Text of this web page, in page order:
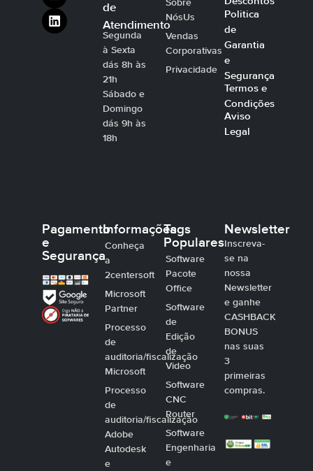
de
Atendimento
Segunda
à Sexta
dás 8h às
21h
Sábado e
Domingo
dás 9h às
18h
Sobre
NósUs
Vendas
Corporativas
Privacidade
Politica
de
Garantia
e
Segurança
Termos e
Condições
Aviso
Legal
Pagamento
e
Segurança
Informações
Conheça
a
2centersoft
Microsoft
Partner
Processo
de
auditoria/fiscalização
Microsoft
Processo
de
auditoria/fiscalização
Adobe
Autodesk
e
Tags
Populares
Software
Pacote
Office
Software
de
Edição
de
Video
Software
CNC
Router
Software
Engenharia
e
Newsletter
Inscreva-
se na
nossa
Newsletter
e ganhe
CASHBACK
BONUS
nas suas
3
primeiras
compras.